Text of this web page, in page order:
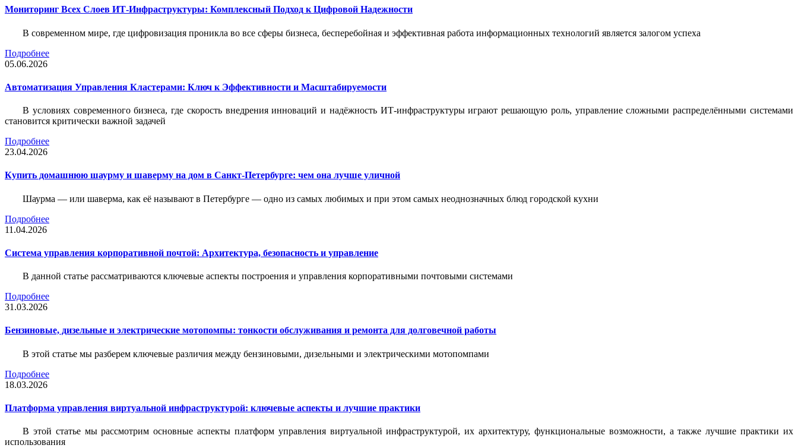
Мониторинг Всех Слоев ИТ-Инфраструктуры: Комплексный Подход к Цифровой Надежности
В современном мире, где цифровизация проникла во все сферы бизнеса, бесперебойная и эффективная работа информационных технологий является залогом успеха
Подробнее
05.06.2026
Автоматизация Управления Кластерами: Ключ к Эффективности и Масштабируемости
В условиях современного бизнеса, где скорость внедрения инноваций и надёжность ИТ-инфраструктуры играют решающую роль, управление сложными распределёнными системами
становится критически важной задачей
Подробнее
23.04.2026
Купить домашнюю шаурму и шаверму на дом в Санкт-Петербурге: чем она лучше уличной
Шаурма — или шаверма, как её называют в Петербурге — одно из самых любимых и при этом самых неоднозначных блюд городской кухни
Подробнее
11.04.2026
Система управления корпоративной почтой: Архитектура, безопасность и управление
В данной статье рассматриваются ключевые аспекты построения и управления корпоративными почтовыми системами
Подробнее
31.03.2026
Бензиновые, дизельные и электрические мотопомпы: тонкости обслуживания и ремонта для долговечной работы
В этой статье мы разберем ключевые различия между бензиновыми, дизельными и электрическими мотопомпами
Подробнее
18.03.2026
Платформа управления виртуальной инфраструктурой: ключевые аспекты и лучшие практики
В этой статье мы рассмотрим основные аспекты платформ управления виртуальной инфраструктурой, их архитектуру, функциональные возможности, а также лучшие практики их
использования